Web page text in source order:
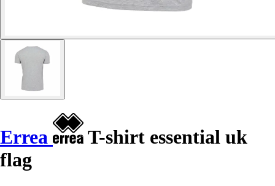
Errea
T-shirt essential uk
flag